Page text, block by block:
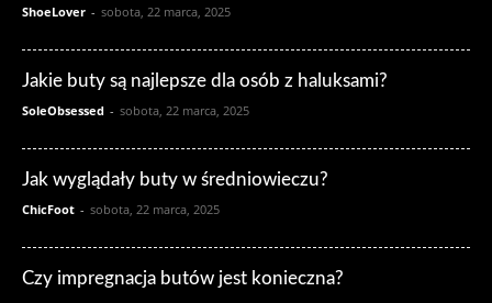
ShoeLover - sobota, 22 marca, 2025
Jakie buty są najlepsze dla osób z haluksami?
SoleObsessed - sobota, 22 marca, 2025
Jak wyglądały buty w średniowieczu?
ChicFoot - sobota, 22 marca, 2025
Czy impregnacja butów jest konieczna?